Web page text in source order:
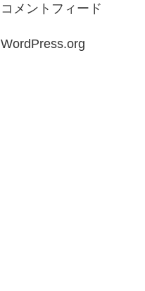
コメントフィード
WordPress.org